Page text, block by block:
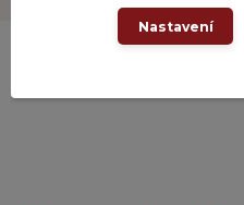
Nastavení